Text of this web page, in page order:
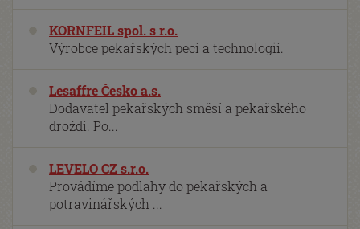
KORNFEIL spol. s r.o.
Výrobce pekařských pecí a technologií.
Lesaffre Česko a.s.
Dodavatel pekařských směsí a pekařského
droždí. Po...
LEVELO CZ s.r.o.
Provádíme podlahy do pekařských a
potravinářských ...